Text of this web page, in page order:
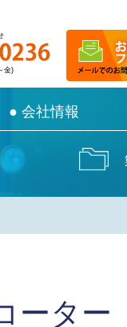
金)
● 会社情報
金)
● 会社情報
ータ